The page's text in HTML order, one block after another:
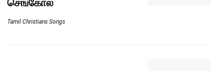
செங்கோல்
Tamil Christians Songs